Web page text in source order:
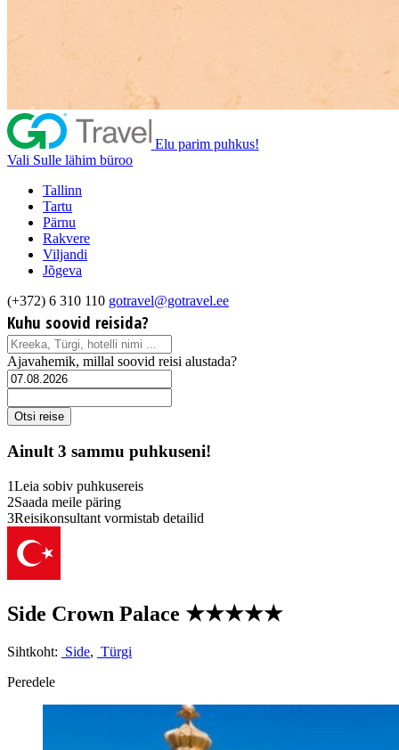
Elu parim puhkus!
Vali Sulle lähim büroo
Tallinn
Tartu
Pärnu
Rakvere
Viljandi
Jõgeva
(+372) 6 310 110 gotravel@gotravel.ee
Kuhu soovid reisida?
Ajavahemik, millal soovid reisi alustada?
Ainult 3 sammu puhkuseni!
1Leia sobiv puhkusereis
2Saada meile päring
3Reisikonsultant vormistab detailid
Side Crown Palace ★★★★★
Sihtkoht: Side, Türgi
Peredele